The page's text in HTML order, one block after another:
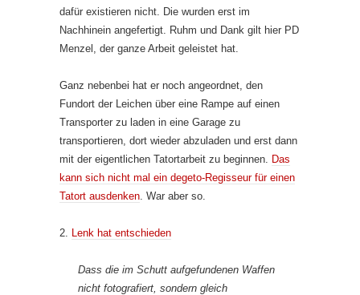
dafür existieren nicht. Die wurden erst im
Nachhinein angefertigt. Ruhm und Dank gilt hier PD
Menzel, der ganze Arbeit geleistet hat.
Ganz nebenbei hat er noch angeordnet, den
Fundort der Leichen über eine Rampe auf einen
Transporter zu laden in eine Garage zu
transportieren, dort wieder abzuladen und erst dann
mit der eigentlichen Tatortarbeit zu beginnen. Das
kann sich nicht mal ein degeto-Regisseur für einen
Tatort ausdenken. War aber so.
2. Lenk hat entschieden
Dass die im Schutt aufgefundenen Waffen
nicht fotografiert, sondern gleich